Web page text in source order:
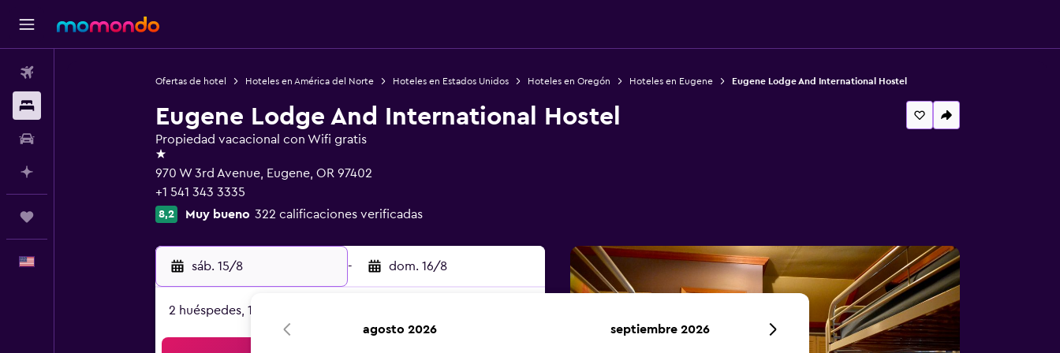
Ofertas de hotel Hoteles en América del Norte Hoteles en Estados Unidos Hoteles en Oregón Hoteles en Eugene Eugene Lodge And International Hostel
Eugene Lodge And International Hostel
Propiedad vacacional con Wifi gratis
1 estrella
970 W 3rd Avenue, Eugene, OR 97402
+1 541 343 3335
8,2 Muy bueno 322 calificaciones verificadas
sáb. 15/8 - dom. 16/8
2 huéspedes, 1 habitación
agosto 2026 septiembre 2026